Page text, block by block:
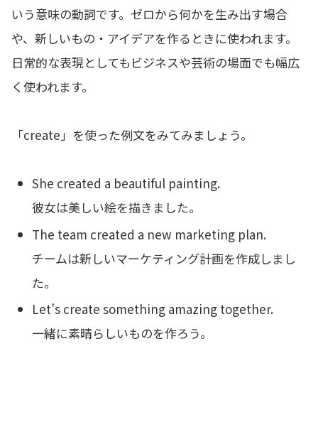
いう意味の動詞です。ゼロから何かを生み出す場合
や、新しいもの・アイデアを作るときに使われます。
日常的な表現としてもビジネスや芸術の場面でも幅広
く使われます。
「create」を使った例文をみてみましょう。
She created a beautiful painting.
彼女は美しい絵を描きました。
The team created a new marketing plan.
チームは新しいマーケティング計画を作成しまし
た。
Let’s create something amazing together.
一緒に素晴らしいものを作ろう。